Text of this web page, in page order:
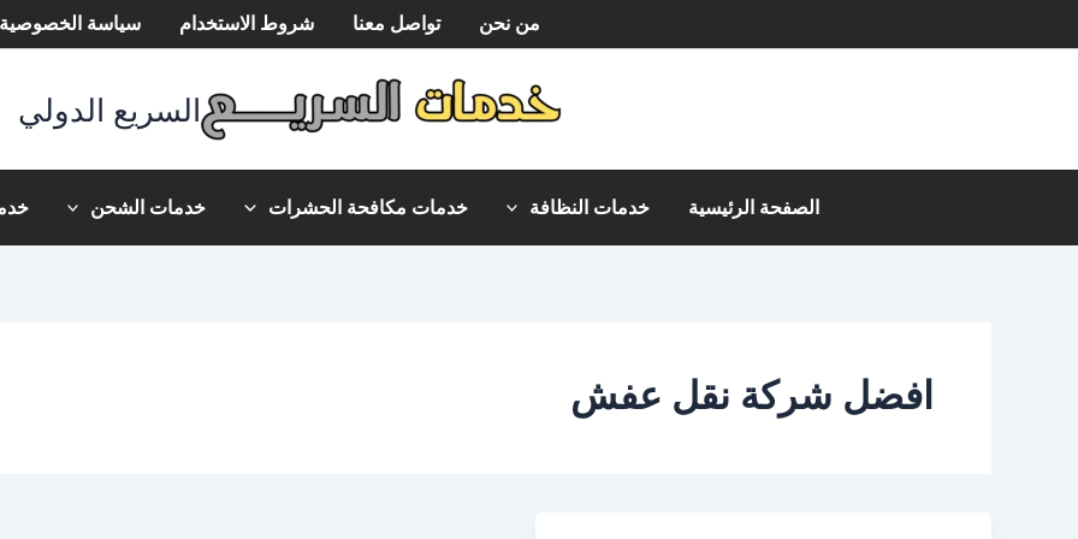
إلى
من نحن تواصل معنا شروط الاستخدام سياسة الخصوصية
السريع الدولي
الصفحة الرئيسية خدمات النظافة خدمات مكافحة الحشرات خدمات الشحن
افضل شركة نقل عفش